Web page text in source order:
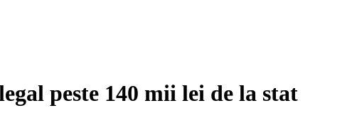
peste 140 mii lei de la stat